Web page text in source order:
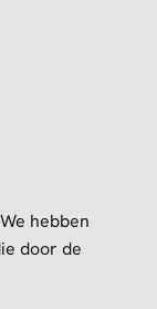
hebben
door de